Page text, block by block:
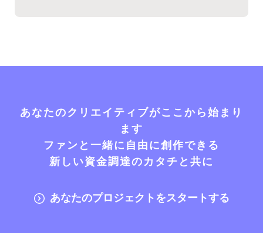
あなたのクリエイティブがここから始まり
ます
ファンと一緒に自由に創作できる
新しい資金調達のカタチと共に
あなたのプロジェクトをスタートする